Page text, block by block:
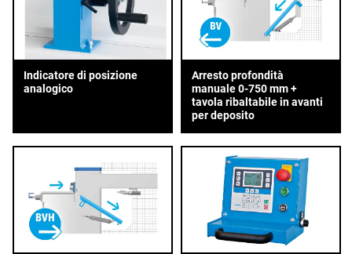
Indicatore di posizione
analogico
Arresto profondità
manuale 0-750 mm +
tavola ribaltabile in avanti
per deposito